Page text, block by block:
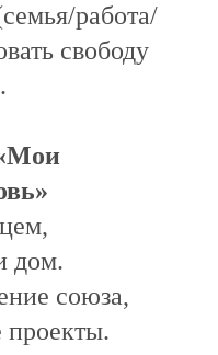
работа/
свободу
дом.
союза,
проекты.